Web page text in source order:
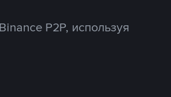
P2P, используя